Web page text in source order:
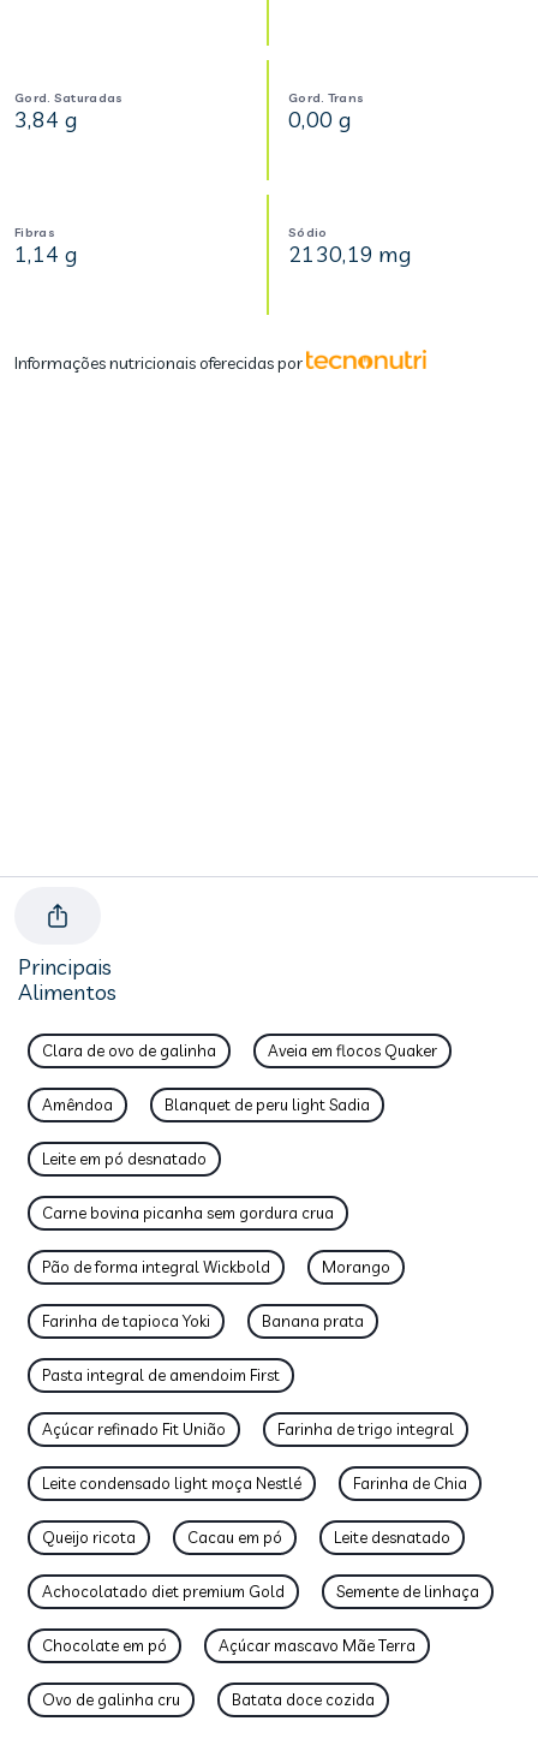
Gord. Saturadas
3,84 g
Gord. Trans
0,00 g
Fibras
1,14 g
Sódio
2130,19 mg
Informações nutricionais oferecidas por
Principais
Alimentos
Clara de ovo de galinha Aveia em flocos Quaker
Amêndoa Blanquet de peru light Sadia
Leite em pó desnatado
Carne bovina picanha sem gordura crua
Pão de forma integral Wickbold Morango
Farinha de tapioca Yoki Banana prata
Pasta integral de amendoim First
Açúcar refinado Fit União Farinha de trigo integral
Leite condensado light moça Nestlé Farinha de Chia
Queijo ricota Cacau em pó Leite desnatado
Achocolatado diet premium Gold Semente de linhaça
Chocolate em pó Açúcar mascavo Mãe Terra
Ovo de galinha cru Batata doce cozida